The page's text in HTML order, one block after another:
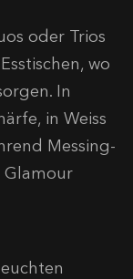
oder Trios
wo
In
in Weiss
Messing-
Glamour